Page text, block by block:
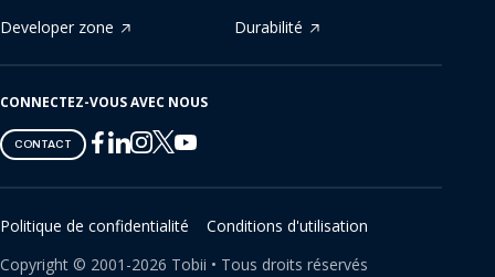
Developer zone
Durabilité
CONNECTEZ-VOUS AVEC NOUS
CONTACT
Tobii
on
Facebook
Tobii
on
Linkedin
Tobii
on
Instagram
Tobii
on
Twitter
Tobii
on
Youtube
Politique de confidentialité
Conditions d'utilisation
Copyright © 2001-2026 Tobii • Tous droits réservés